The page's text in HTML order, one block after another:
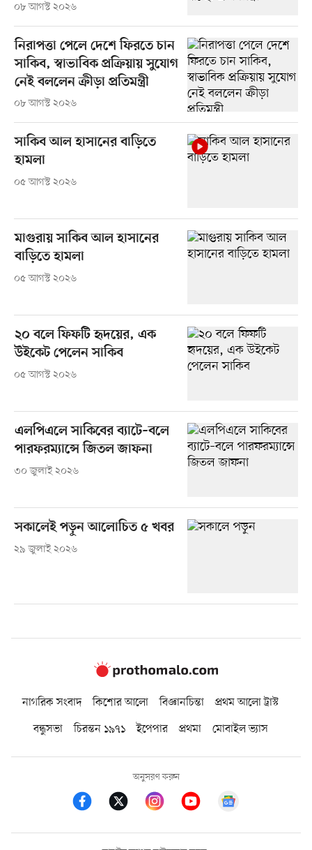
০৮ আগস্ট ২০২৬
নিরাপত্তা পেলে দেশে ফিরতে চান
সাকিব, স্বাভাবিক প্রক্রিয়ায় সুযোগ
নেই বললেন ক্রীড়া প্রতিমন্ত্রী
০৮ আগস্ট ২০২৬
সাকিব আল হাসানের বাড়িতে
হামলা
০৫ আগস্ট ২০২৬
মাগুরায় সাকিব আল হাসানের
বাড়িতে হামলা
০৫ আগস্ট ২০২৬
২০ বলে ফিফটি হৃদয়ের, এক
উইকেট পেলেন সাকিব
০৫ আগস্ট ২০২৬
এলপিএলে সাকিবের ব্যাটে–বলে
পারফরম্যান্সে জিতল জাফনা
৩০ জুলাই ২০২৬
সকালেই পড়ুন আলোচিত ৫ খবর
২৯ জুলাই ২০২৬
নাগরিক সংবাদ কিশোর আলো বিজ্ঞানচিন্তা
প্রথম আলো ট্রাস্ট
বন্ধুসভা
চিরন্তন ১৯৭১ ইপেপার প্রথমা মোবাইল ভ্যাস
অনুসরণ করুন